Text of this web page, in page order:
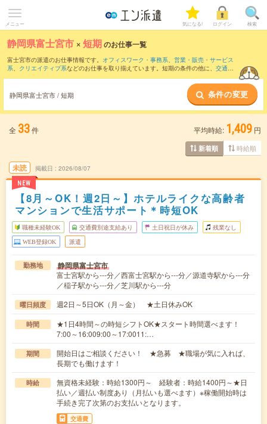
メニュー 気になる! ログイン 検索
静岡県富士宮市 ×短期のお仕事一覧
富士宮市の派遣のお仕事情報です。 オフィスワーク・事務系、 営業・販売・サービス
系、 クリエイティブ系などのお仕事を取り揃えています。短期の条件の他に、 交通費
静岡県富士宮市 / 短期 条件の変更
全 33件 平均時給: 1,409 円
新着順 時給順
未読
NEW
掲載日 2026/08/07
【8月～OK！週2日～】ホテルライクな高齢者
マンションで生活サポート＊時短OK
職種未経験OK 交通費別途支給あり 土日祝日が休み 残業なし
WEB登録OK 派遣
勤務地 静岡県富士宮市
富士宮駅から---分／西富士宮駅から---分／源道寺駅から---分
／稲子駅から---分／芝川駅から---分
曜日頻度 週2日～5日OK（月～金） ★土日休みOK
時間
★1日4時間～の時短シフトOK★スタート時間選べます！
7:00～16:009:00～17:0011:…
期間
開始日はご相談ください！ ★急募 ★職場が気に入れば、
長期でも働けます！
時給
無資格未経験：時給1300円～ 経験者：時給1400円～★日
払い／週払い制度あり（月払いも選べます）※稼働開始時は
手続き完了次第のお支払いとなります。
交通費